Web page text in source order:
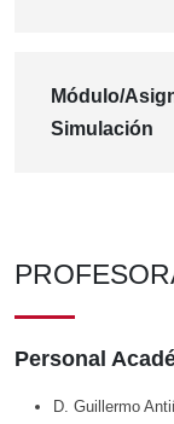
Módulo/
Simulación
Personal
D. Guillermo